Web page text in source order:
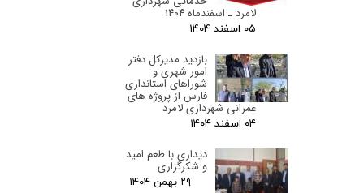
لامرد ـ اسفندماه ۱۴۰۴
۰۵ اسفند ۰۴
بازدید مدیرکل دفتر
امور شهری و
شوراهای استانداری
فارس از پروژه های
عمرانی شهرداری لامرد
۰۴ اسفند ۰۴
دیداری با طعم امید
و شکرگزاری
۲۹ بهمن ۰۴